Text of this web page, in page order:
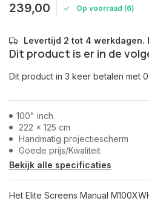
239,00 Op voorraad (6)
Levertijd 2 tot 4 werkdagen.
Dit product is er in de
Dit product in 3 keer betalen met
100" inch
222 x 125 cm
Handmatig projectiescherm
Goede prijs/Kwaliteit
Bekijk alle specificaties
Het Elite Screens Manual